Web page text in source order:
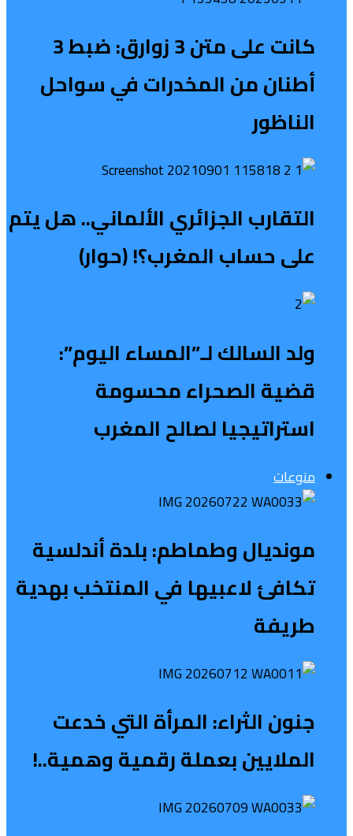
كانت على متن 3 زوارق: ضبط 3
أطنان من المخدرات في سواحل
الناظور
التقارب الجزائري الألماني.. هل يتم
على حساب المغرب؟! (حوار)
ولد السالك لـ”المساء اليوم”:
قضية الصحراء محسومة
استراتيجيا لصالح المغرب
منوعات
مونديال وطماطم: بلدة أندلسية
تكافئ لاعبيها في المنتخب بهدية
طريفة
جنون الثراء: المرأة التي خدعت
الملايين بعملة رقمية وهمية..!